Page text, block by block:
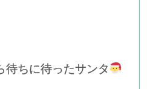
待ちに待ったサンタ